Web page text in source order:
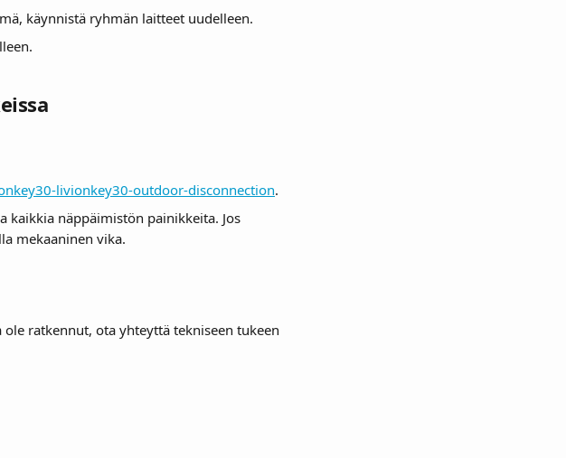
käynnistä ryhmän laitteet uudelleen.
livionkey30-outdoor-disconnection.
kaikkia näppäimistön painikkeita. Jos
mekaaninen vika.
ratkennut, ota yhteyttä tekniseen tukeen